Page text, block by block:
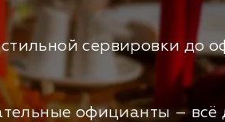
сервировки до
официанты – всё